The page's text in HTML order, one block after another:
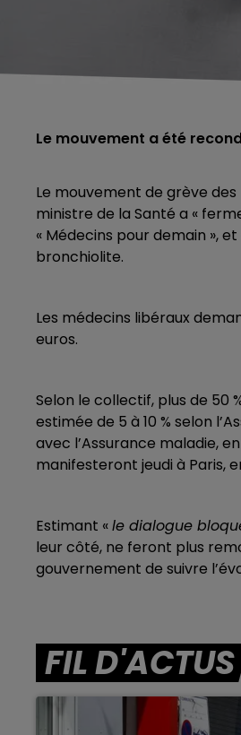
Le mouvement a été
Le mouvement de grève
ministre de la Santé a «
« Médecins pour demain »,
bronchiolite.
Les médecins libéraux
euros.
Selon le collectif, plus de 50
estimée de 5 à 10 % selon
avec l’Assurance maladie,
manifesteront jeudi à Paris,
Estimant «le dialogue
leur côté, ne feront plus
gouvernement de suivre
FIL D'ACTUS